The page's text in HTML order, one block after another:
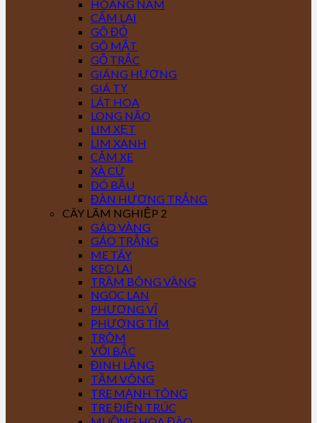
HOÀNG NAM
CẨM LAI
GÕ ĐỎ
GÕ MẬT
GỖ TRẮC
GIÁNG HƯƠNG
GIÁ TỴ
LÁT HOA
LONG NÃO
LIM XẸT
LIM XANH
CĂM XE
XÀ CỪ
DÓ BẦU
ĐÀN HƯƠNG TRẮNG
CÂY LÂM NGHIỆP 2
GÁO VÀNG
GÁO TRẮNG
ME TÂY
KEO LAI
TRÀM BÔNG VÀNG
NGỌC LAN
PHƯỢNG VĨ
PHƯỢNG TÍM
TRÔM
VỐI BẮC
ĐINH LĂNG
TẦM VÔNG
TRE MẠNH TÔNG
TRE ĐIỀN TRÚC